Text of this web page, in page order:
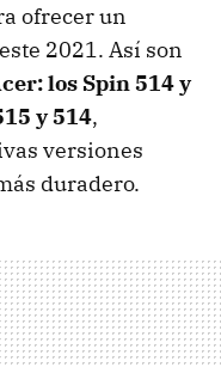
ofrecer un
2021. Así son
los Spin 514 y
y 514,
versiones
duradero.